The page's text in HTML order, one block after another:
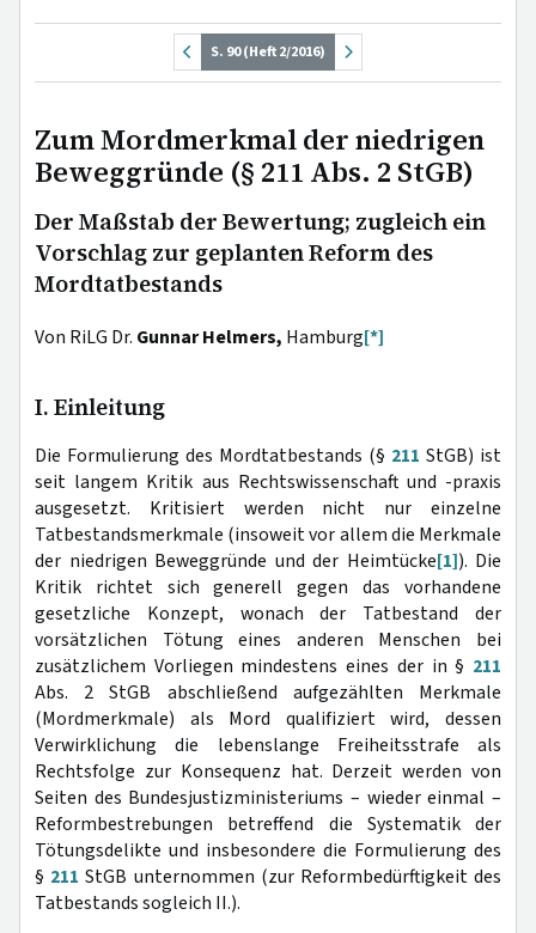
S. 90 (Heft 2/2016)
Zum Mordmerkmal der niedrigen
Beweggründe (§ 211 Abs. 2 StGB)
Der Maßstab der Bewertung; zugleich ein
Vorschlag zur geplanten Reform des
Mordtatbestands
Von RiLG Dr. Gunnar Helmers, Hamburg[*]
I. Einleitung
Die Formulierung des Mordtatbestands (§ 211 StGB) ist
seit langem Kritik aus Rechtswissenschaft und -praxis
ausgesetzt. Kritisiert werden nicht nur einzelne
Tatbestandsmerkmale (insoweit vor allem die Merkmale
der niedrigen Beweggründe und der Heimtücke[1]). Die
Kritik richtet sich generell gegen das vorhandene
gesetzliche Konzept, wonach der Tatbestand der
vorsätzlichen Tötung eines anderen Menschen bei
zusätzlichem Vorliegen mindestens eines der in § 211
Abs. 2 StGB abschließend aufgezählten Merkmale
(Mordmerkmale) als Mord qualifiziert wird, dessen
Verwirklichung die lebenslange Freiheitsstrafe als
Rechtsfolge zur Konsequenz hat. Derzeit werden von
Seiten des Bundesjustizministeriums – wieder einmal –
Reformbestrebungen betreffend die Systematik der
Tötungsdelikte und insbesondere die Formulierung des
§ 211 StGB unternommen (zur Reformbedürftigkeit des
Tatbestands sogleich II.).